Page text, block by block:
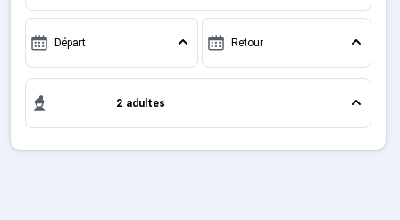
Français (FR)
Départ Retour
2 adultes